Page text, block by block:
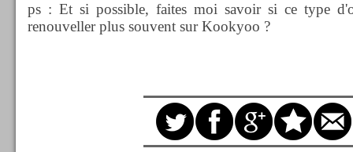
ps : Et si possible, faites moi savoir si ce type
renouveller plus souvent sur Kookyoo ?